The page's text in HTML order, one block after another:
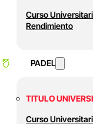
Curso
Rendimiento
PADEL
TITULO
Curso